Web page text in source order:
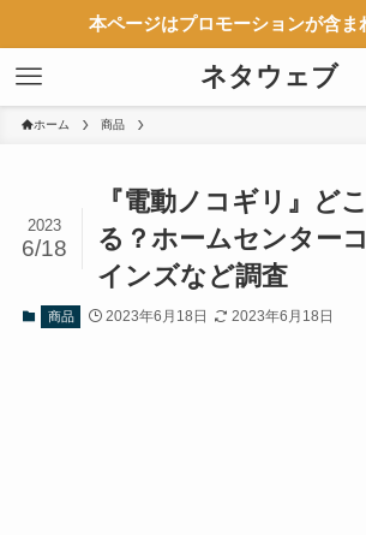
本ページはプロモーションが含ま
ネタウェブ
ホーム 商品
『電動ノコギリ』ど
る？ホームセンター
インズなど調査
2023
6/18
商品 2023年6月18日 2023年6月18日